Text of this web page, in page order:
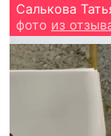
Салькова
фото из